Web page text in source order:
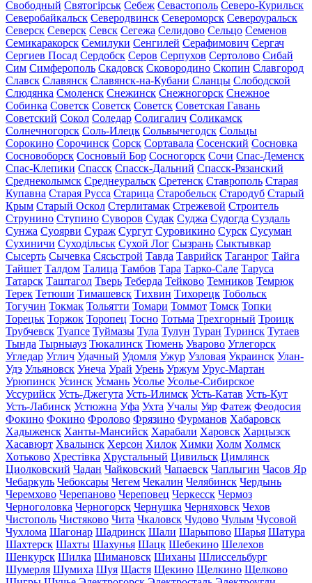
Свободный Святогірськ Себеж Севастополь Северо-Курильск
Северобайкальск Северодвинск Североморск Североуральск
Северск Северск Севск Сегежа Селидово Сельцо Семенов
Семикаракорск Семилуки Сенгилей Серафимович Сергач
Сергиев Посад Сердобск Серов Серпухов Сертолово Сибай
Сим Симферополь Скадовск Сковородино Скопин Славгород
Славск Славянск Славянск-на-Кубани Сланцы Слободской
Слюдянка Смоленск Снежинск Снежногорск Снежное
Собинка Советск Советск Советск Советская Гавань
Советский Сокол Соледар Солигалич Соликамск
Солнечногорск Соль-Илецк Сольвычегодск Сольцы
Сорокино Сорочинск Сорск Сортавала Сосенский Сосновка
Сосновоборск Сосновый Бор Сосногорск Сочи Спас-Деменск
Спас-Клепики Спасск Спасск-Дальний Спасск-Рязанский
Среднеколымск Среднеуральск Сретенск Ставрополь Старая
Купавна Старая Русса Старица Старобельск Стародуб Старый
Крым Старый Оскол Стерлитамак Стрежевой Строитель
Струнино Ступино Суворов Судак Суджа Судогда Суздаль
Сунжа Суоярви Сураж Сургут Суровикино Сурск Сусуман
Сухиничи Суходільськ Сухой Лог Сызрань Сыктывкар
Сысерть Сычевка Сясьстрой Тавда Таврийск Таганрог Тайга
Тайшет Талдом Талица Тамбов Тара Тарко-Сале Таруса
Татарск Таштагол Тверь Теберда Тейково Темников Темрюк
Терек Тетюши Тимашевск Тихвин Тихорецк Тобольск
Тогучин Токмак Тольятти Томари Томмот Томск Топки
Торецьк Торжок Торопец Тосно Тотьма Трехгорный Троицк
Трубчевск Туапсе Туймазы Тула Тулун Туран Туринск Тутаев
Тында Тырныауз Тюкалинск Тюмень Уварово Углегорск
Угледар Углич Удачный Удомля Ужур Узловая Украинск Улан-
Удэ Ульяновск Унеча Урай Урень Уржум Урус-Мартан
Урюпинск Усинск Усмань Усолье Усолье-Сибирское
Уссурийск Усть-Джегута Усть-Илимск Усть-Катав Усть-Кут
Усть-Лабинск Устюжна Уфа Ухта Учалы Уяр Фатеж Феодосия
Фокино Фокино Фролово Фрязино Фурманов Хабаровск
Хадыженск Ханты-Мансийск Харабали Харовск Харцызск
Хасавюрт Хвалынск Херсон Хилок Химки Холм Холмск
Хотьково Хрестівка Хрустальный Цивильск Цимлянск
Циолковский Чадан Чайковский Чапаевск Чаплыгин Часов Яр
Чебаркуль Чебоксары Чегем Чекалин Челябинск Чердынь
Черемхово Черепаново Череповец Черкесск Чермоз
Черноголовка Черногорск Чернушка Черняховск Чехов
Чистополь Чистяково Чита Чкаловск Чудово Чулым Чусовой
Чухлома Шагонар Шадринск Шали Шарыпово Шарья Шатура
Шахтерск Шахты Шахунья Шацк Шебекино Шелехов
Шенкурск Шилка Шимановск Шиханы Шлиссельбург
Шумерля Шумиха Шуя Щастя Щекино Щелкино Щелково